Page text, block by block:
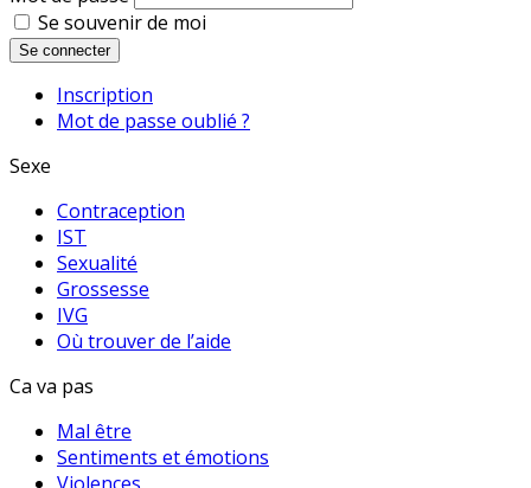
Se souvenir de moi
Se connecter
Inscription
Mot de passe oublié ?
Sexe
Contraception
IST
Sexualité
Grossesse
IVG
Où trouver de l’aide
Ca va pas
Mal être
Sentiments et émotions